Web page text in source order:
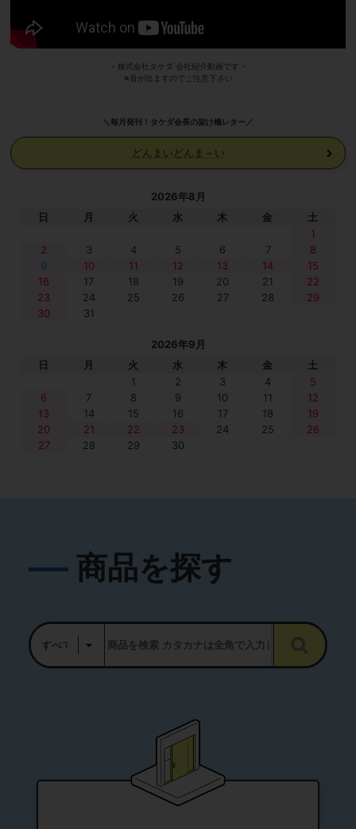
- 株式会社タケダ 会社紹介動画です -
※音が出ますのでご注意下さい
＼毎月発刊！タケダ会長の架け橋レター／
どんまいどんま～い
2026年8月
日
月 火 水 木 金
土
1
2
3 4 5 6 7
8
9
10 11 12 13 14
15
16
17 18 19 20 21
22
23
24 25 26 27 28
29
30
31
2026年9月
日
月 火 水 木 金
土
1
2 3 4
5
6
7 8 9 10 11
12
13
14 15 16 17 18
19
20
21 22 23 24 25
26
27
28 29 30
商品を探す